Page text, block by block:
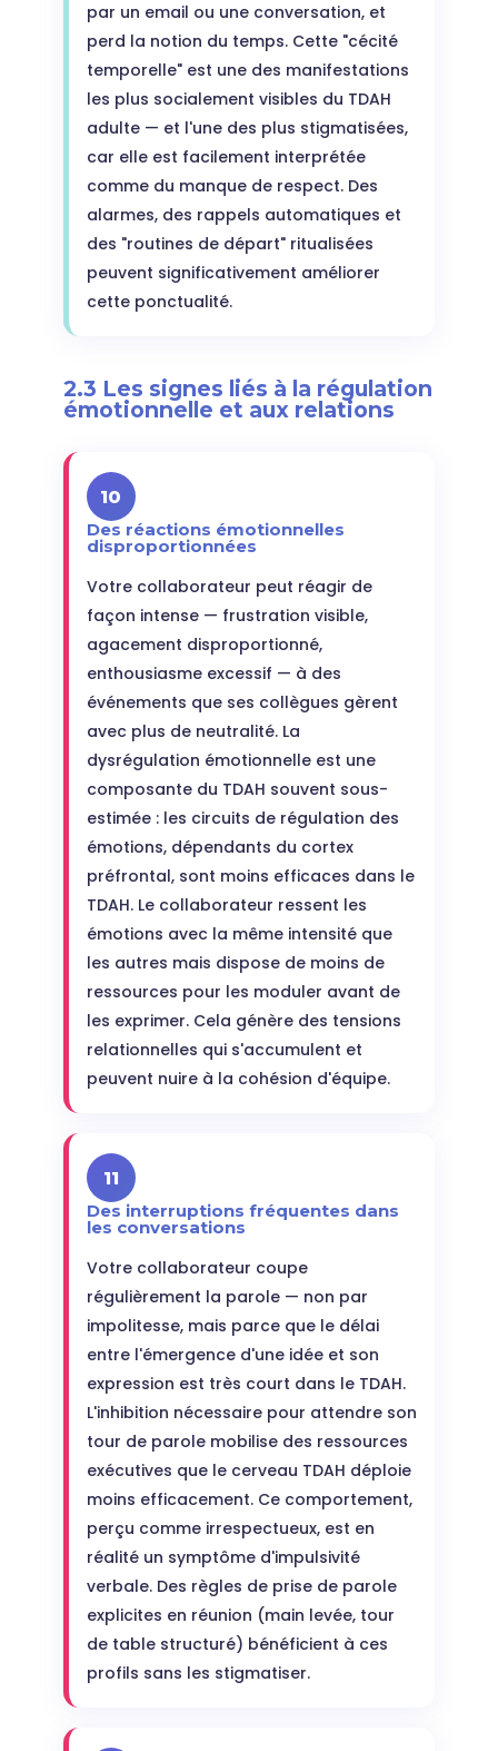
par un email ou une conversation, et
perd la notion du temps. Cette "cécité
temporelle" est une des manifestations
les plus socialement visibles du TDAH
adulte — et l'une des plus stigmatisées,
car elle est facilement interprétée
comme du manque de respect. Des
alarmes, des rappels automatiques et
des "routines de départ" ritualisées
peuvent significativement améliorer
cette ponctualité.
2.3 Les signes liés à la régulation
émotionnelle et aux relations
10
Des réactions émotionnelles
disproportionnées
Votre collaborateur peut réagir de
façon intense — frustration visible,
agacement disproportionné,
enthousiasme excessif — à des
événements que ses collègues gèrent
avec plus de neutralité. La
dysrégulation émotionnelle est une
composante du TDAH souvent sous-
estimée : les circuits de régulation des
émotions, dépendants du cortex
préfrontal, sont moins efficaces dans le
TDAH. Le collaborateur ressent les
émotions avec la même intensité que
les autres mais dispose de moins de
ressources pour les moduler avant de
les exprimer. Cela génère des tensions
relationnelles qui s'accumulent et
peuvent nuire à la cohésion d'équipe.
11
Des interruptions fréquentes dans
les conversations
Votre collaborateur coupe
régulièrement la parole — non par
impolitesse, mais parce que le délai
entre l'émergence d'une idée et son
expression est très court dans le TDAH.
L'inhibition nécessaire pour attendre son
tour de parole mobilise des ressources
exécutives que le cerveau TDAH déploie
moins efficacement. Ce comportement,
perçu comme irrespectueux, est en
réalité un symptôme d'impulsivité
verbale. Des règles de prise de parole
explicites en réunion (main levée, tour
de table structuré) bénéficient à ces
profils sans les stigmatiser.